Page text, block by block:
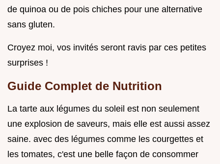
de quinoa ou de pois chiches pour une alternative
sans gluten.
Croyez moi, vos invités seront ravis par ces petites
surprises !
Guide Complet de Nutrition
La tarte aux légumes du soleil est non seulement
une explosion de saveurs, mais elle est aussi assez
saine. avec des légumes comme les courgettes et
les tomates, c'est une belle façon de consommer